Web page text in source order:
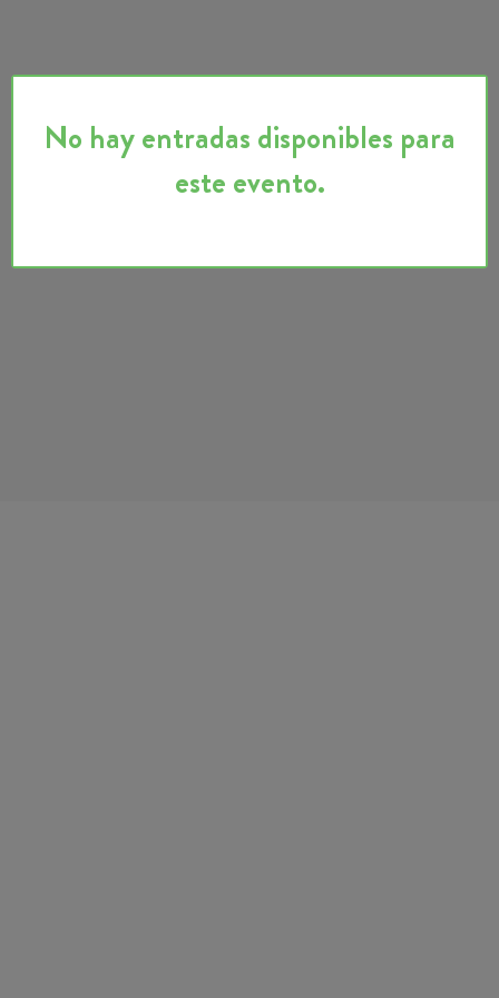
No hay entradas disponibles para
este evento.